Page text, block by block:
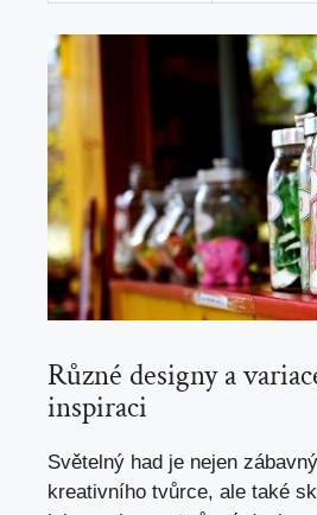
Různé designy a
inspiraci
Světelný had je nejen
kreativního tvůrce, ale také